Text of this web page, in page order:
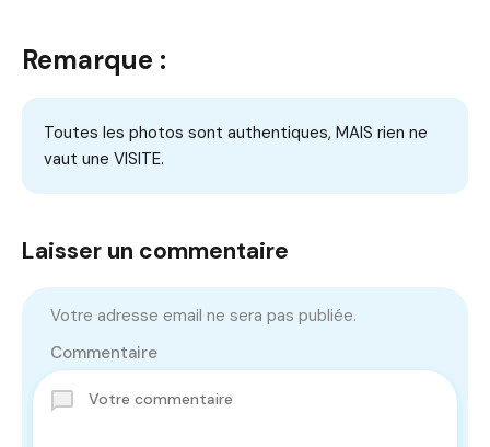
Remarque :
Toutes les photos sont authentiques, MAIS rien ne
vaut une VISITE.
Laisser un commentaire
Votre adresse email ne sera pas publiée.
Commentaire